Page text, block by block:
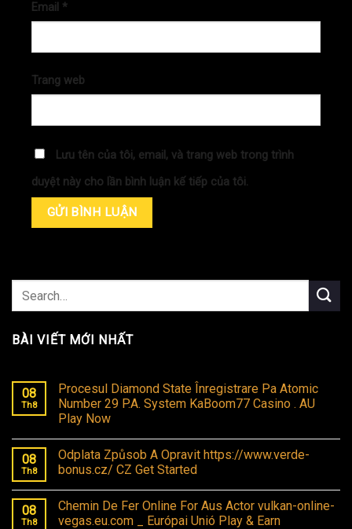
Email *
Trang web
Lưu tên của tôi, email, và trang web trong trình
duyệt này cho lần bình luận kế tiếp của tôi.
BÀI VIẾT MỚI NHẤT
08
Th8
Procesul Diamond State Înregistrare Pa Atomic
Number 29 P.A. System KaBoom77 Casino . AU
Play Now
08
Th8
Odplata Způsob A Opravit https://www.verde-
bonus.cz/ CZ Get Started
08
Th8
Chemin De Fer Online For Aus Actor vulkan-online-
vegas.eu.com _ Európai Unió Play & Earn